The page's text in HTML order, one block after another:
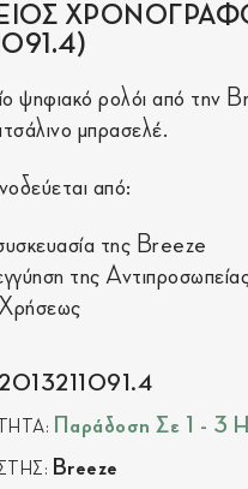
ψηφιακό ρολόι από την
μπρασελέ.
από:
της Breeze
της
Παράδοση Σε 1 - 3
Breeze